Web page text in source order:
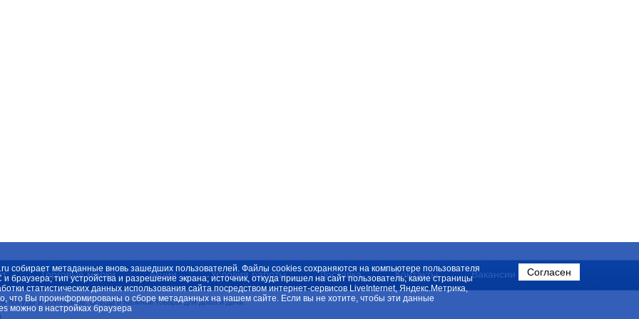
Торговые марки Акции Условия работы Доставка Контакты Вакансии
посуды и хозтоваров. Всегда в наличии товары для дома и дачи.
собирает метаданные вновь зашедших пользователей. Файлы cookies сохраняются на компьютере пользователя
тип устройства и разрешение экрана; источник, откуда пришел на сайт пользователь; какие страницы
статистических данных использования сайта посредством интернет-сервисов LiveInternet, Яндекс.Метрика,
что Вы проинформированы о сборе метаданных на нашем сайте. Если вы не хотите, чтобы эти данные
можно в настройках браузера
Согласен